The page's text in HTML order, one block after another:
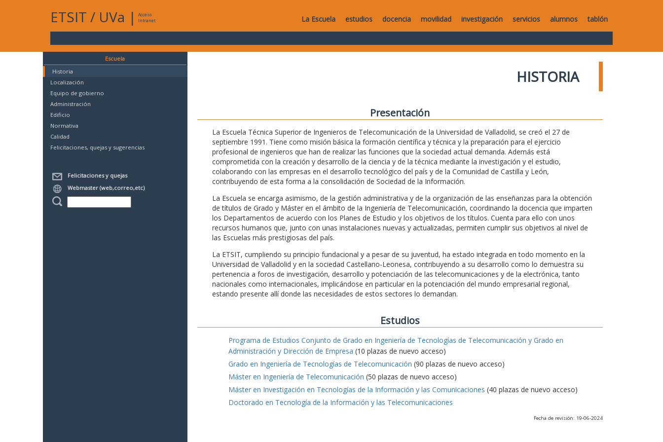
ETSIT / UVa |
Acceso
Intranet
La Escuela estudios docencia movilidad investigación servicios alumnos tablón
Escuela
Historia
Localización
Equipo de gobierno
Administración
Edificio
Normativa
Calidad
Felicitaciones, quejas y sugerencias
Felicitaciones y quejas
Webmaster (web,correo,etc)
HISTORIA
Presentación
La Escuela Técnica Superior de Ingenieros de Telecomunicación de la Universidad de Valladolid, se creó el 27 de
septiembre 1991. Tiene como misión básica la formación científica y técnica y la preparación para el ejercicio
profesional de ingenieros que han de realizar las funciones que la sociedad actual demanda. Además está
comprometida con la creación y desarrollo de la ciencia y de la técnica mediante la investigación y el estudio,
colaborando con las empresas en el desarrollo tecnológico del país y de la Comunidad de Castilla y León,
contribuyendo de esta forma a la consolidación de Sociedad de la Información.
La Escuela se encarga asimismo, de la gestión administrativa y de la organización de las enseñanzas para la obtención
de títulos de Grado y Máster en el ámbito de la Ingeniería de Telecomunicación, coordinando la docencia que imparten
los Departamentos de acuerdo con los Planes de Estudio y los objetivos de los títulos. Cuenta para ello con unos
recursos humanos que, junto con unas instalaciones nuevas y actualizadas, permiten cumplir sus objetivos al nivel de
las Escuelas más prestigiosas del país.
La ETSIT, cumpliendo su principio fundacional y a pesar de su juventud, ha estado integrada en todo momento en la
Universidad de Valladolid y en la sociedad Castellano-Leonesa, contribuyendo a su desarrollo como lo demuestra su
pertenencia a foros de investigación, desarrollo y potenciación de las telecomunicaciones y de la electrónica, tanto
nacionales como internacionales, implicándose en particular en la potenciación del mundo empresarial regional,
estando presente allí donde las necesidades de estos sectores lo demandan.
Estudios
Programa de Estudios Conjunto de Grado en Ingeniería de Tecnologías de Telecomunicación y Grado en
Administración y Dirección de Empresa (10 plazas de nuevo acceso)
Grado en Ingeniería de Tecnologías de Telecomunicación (90 plazas de nuevo acceso)
Máster en Ingeniería de Telecomunicación (50 plazas de nuevo acceso)
Máster en Investigación en Tecnologías de la Información y las Comunicaciones (40 plazas de nuevo acceso)
Doctorado en Tecnología de la Información y las Telecomunicaciones
Fecha de revisión: 19-06-2024